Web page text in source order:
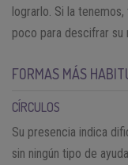
lograrlo. Si la
poco para descifrar su
FORMAS MÁS
CÍRCULOS
Su presencia indica
sin ningún tipo de